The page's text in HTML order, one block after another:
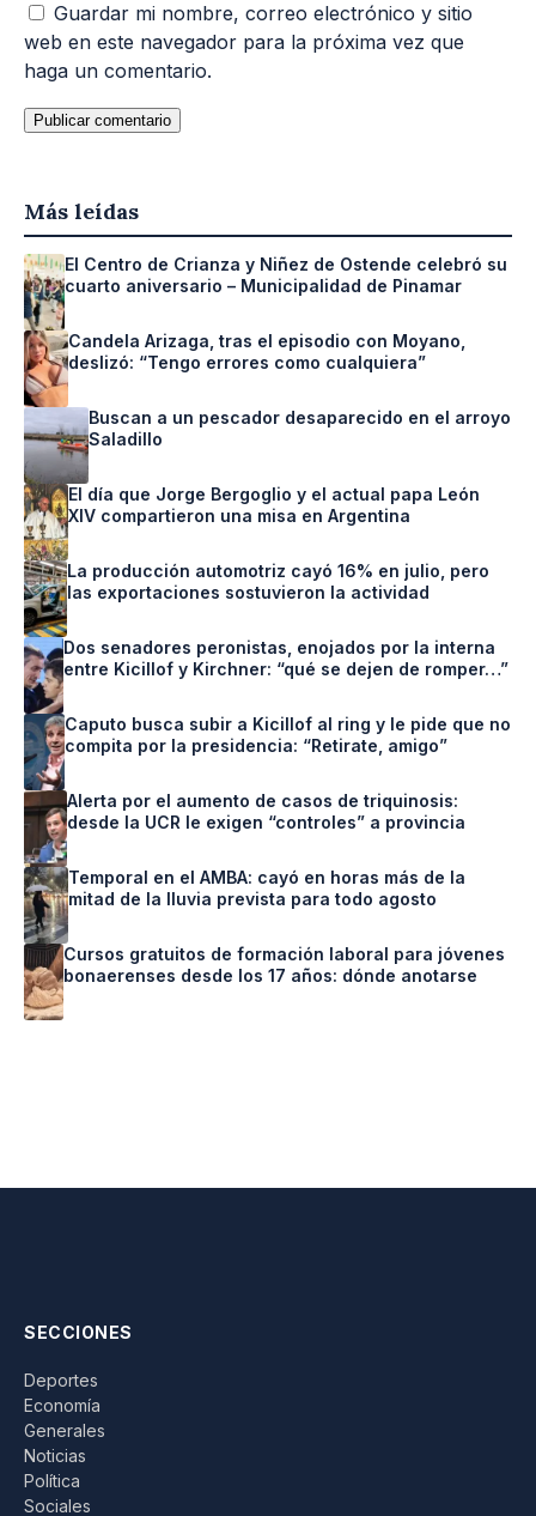
Guardar mi nombre, correo electrónico y sitio
web en este navegador para la próxima vez que
haga un comentario.
Más leídas
El Centro de Crianza y Niñez de Ostende celebró su
cuarto aniversario – Municipalidad de Pinamar
Candela Arizaga, tras el episodio con Moyano,
deslizó: “Tengo errores como cualquiera”
Buscan a un pescador desaparecido en el arroyo
Saladillo
El día que Jorge Bergoglio y el actual papa León
XIV compartieron una misa en Argentina
La producción automotriz cayó 16% en julio, pero
las exportaciones sostuvieron la actividad
Dos senadores peronistas, enojados por la interna
entre Kicillof y Kirchner: “qué se dejen de romper…”
Caputo busca subir a Kicillof al ring y le pide que no
compita por la presidencia: “Retirate, amigo”
Alerta por el aumento de casos de triquinosis:
desde la UCR le exigen “controles” a provincia
Temporal en el AMBA: cayó en horas más de la
mitad de la lluvia prevista para todo agosto
Cursos gratuitos de formación laboral para jóvenes
bonaerenses desde los 17 años: dónde anotarse
SECCIONES
Deportes
Economía
Generales
Noticias
Política
Sociales